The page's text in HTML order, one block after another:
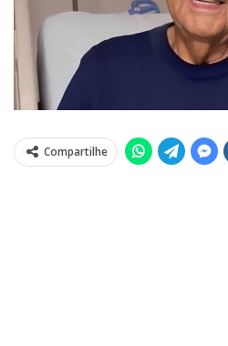
Compartilhe